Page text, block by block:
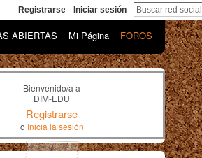
Registrarse Iniciar sesión
ABIERTAS Mi Página FOROS
Bienvenido/a a
DIM-EDU
Registrarse
o Inicia la sesión